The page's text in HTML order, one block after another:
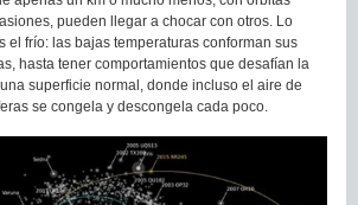
pueden llegar a chocar con otros. Lo
el frío: las bajas temperaturas conforman sus
hasta tener comportamientos que desafían la
superficie normal, donde incluso el aire de
se congela y descongela cada poco.